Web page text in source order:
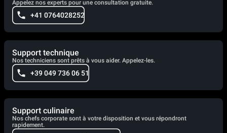
Appelez nos experts pour une consultation gratuite.
+41 0764028252
Support technique
Nos techniciens sont prêts à vous aider. Appelez-les.
+39 049 736 06 51
Support culinaire
Nos chefs corporate sont à votre disposition et vous répondront
rapidement.